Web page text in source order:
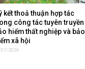
kết thoả thuận hợp tác
công tác tuyên truyền
hiểm thất nghiệp và bảo
xã hội
07/2026